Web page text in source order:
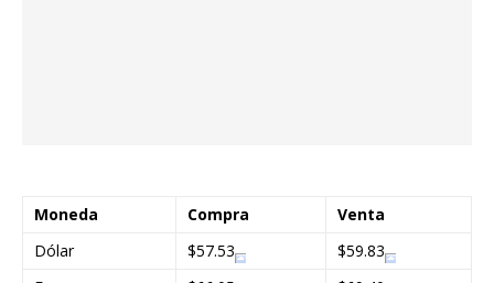
Moneda Compra
Venta
Dólar
$57.53
$59.83